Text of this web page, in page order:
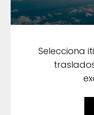
Selecciona